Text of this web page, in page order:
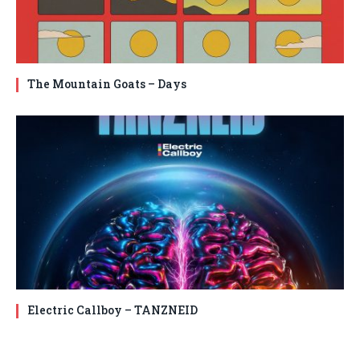
The Mountain Goats – Days
Electric Callboy – TANZNEID